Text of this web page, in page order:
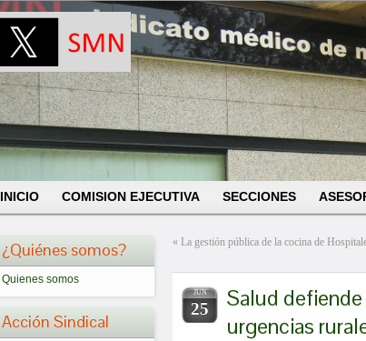
INICIO COMISION EJECUTIVA SECCIONES
¿Quiénes somos?
Quienes somos
Acción Sindical
« La gestión pública de la cocina de
JUN
25
Salud
urgencias